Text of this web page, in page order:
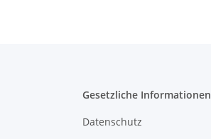
Gesetzliche Informationen
Datenschutz